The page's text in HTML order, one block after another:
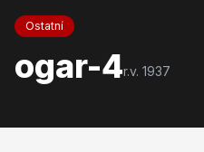
Ostatní
ogar-4r.v. 1937